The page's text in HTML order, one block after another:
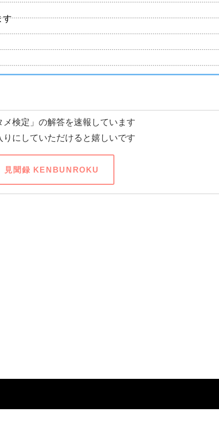
す
メ検定」の解答を速報しています
りにしていただけると嬉しいです
見聞録 KENBUNROKU